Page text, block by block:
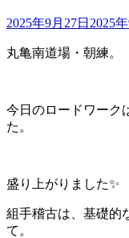
2025年9月27日 2025
丸亀南道場・朝練。
今日のロードワーク
た。
盛り上がりました✨
組手稽古は、基礎的
て。